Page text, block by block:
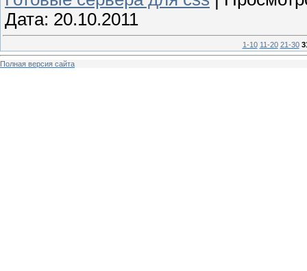
Дата: 20.10.2011
1-10 11-20 21-30
Полная версия сайта